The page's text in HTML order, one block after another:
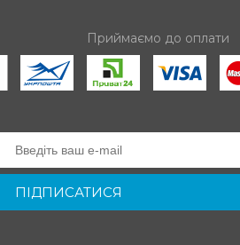
Приймаємо до оплати
ПІДПИСАТИСЯ